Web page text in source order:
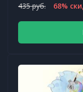
435 руб. 68%